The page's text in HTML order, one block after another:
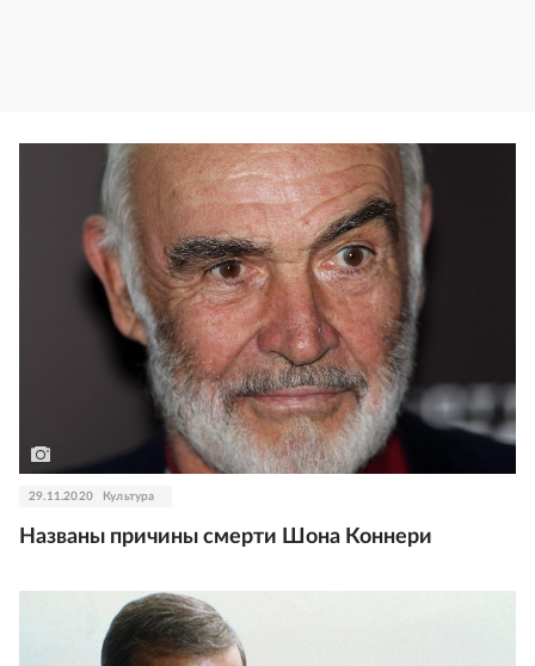
29.11.2020 Культура
Названы причины смерти Шона Коннери